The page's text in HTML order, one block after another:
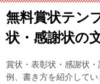
無料賞状テン
状・感謝状の
賞状・表彰状・感謝状
例、書き方を紹介して